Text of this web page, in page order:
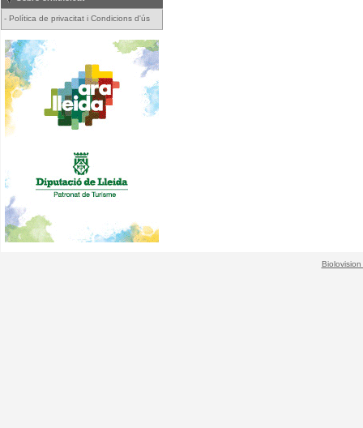
- Política de privacitat i Condicions d'ús
Biolovision